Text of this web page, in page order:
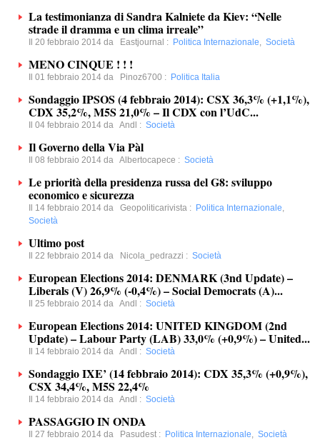
La testimonianza di Sandra Kalniete da Kiev: “Nelle
strade il dramma e un clima irreale”
Il 20 febbraio 2014 da Eastjournal : Politica Internazionale, Società
MENO CINQUE ! ! !
Il 01 febbraio 2014 da Pinoz6700 : Politica Italia
Sondaggio IPSOS (4 febbraio 2014): CSX 36,3% (+1,1%),
CDX 35,2%, M5S 21,0% – Il CDX con l’UdC...
Il 04 febbraio 2014 da Andl : Società
Il Governo della Via Pàl
Il 08 febbraio 2014 da Albertocapece : Società
Le priorità della presidenza russa del G8: sviluppo
economico e sicurezza
Il 14 febbraio 2014 da Geopoliticarivista : Politica Internazionale,
Società
Ultimo post
Il 22 febbraio 2014 da Nicola_pedrazzi : Società
European Elections 2014: DENMARK (3nd Update) –
Liberals (V) 26,9% (-0,4%) – Social Democrats (A)...
Il 25 febbraio 2014 da Andl : Società
European Elections 2014: UNITED KINGDOM (2nd
Update) – Labour Party (LAB) 33,0% (+0,9%) – United...
Il 14 febbraio 2014 da Andl : Società
Sondaggio IXE’ (14 febbraio 2014): CDX 35,3% (+0,9%),
CSX 34,4%, M5S 22,4%
Il 14 febbraio 2014 da Andl : Società
PASSAGGIO IN ONDA
Il 27 febbraio 2014 da Pasudest : Politica Internazionale, Società